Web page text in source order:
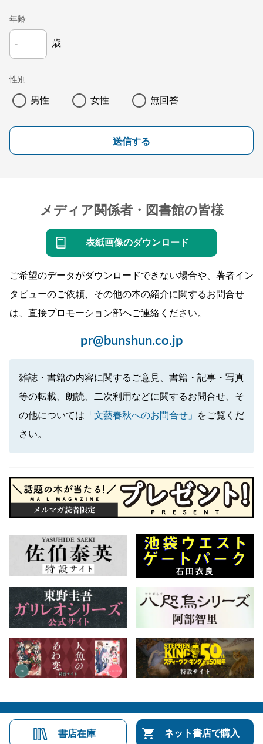
年齢
歳
性別
男性 女性 無回答
送信する
メディア関係者・図書館の皆様
表紙画像のダウンロード
ご希望のデータがダウンロードできない場合や、著者イン
タビューのご依頼、その他の本の紹介に関するお問合せ
は、直接プロモーション部へご連絡ください。
pr@bunshun.co.jp
雑誌・書籍の内容に関するご意見、書籍・記事・写真
等の転載、朗読、二次利用などに関するお問合せ、そ
の他については 「文藝春秋へのお問合せ」
をご覧くだ
さい。
書店在庫 ネット書店で購入
会社概要 自費出版のご案内 お問合せ
株式会社文藝春秋 Number Web CREA WEB